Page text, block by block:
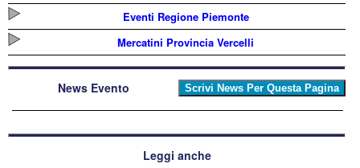
Eventi Regione Piemonte
Mercatini Provincia Vercelli
News Evento
Leggi anche